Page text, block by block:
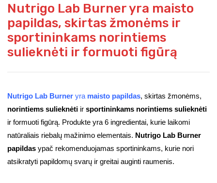
Nutrigo Lab Burner yra maisto
papildas, skirtas žmonėms ir
sportininkams norintiems
sulieknėti ir formuoti figūrą
Nutrigo Lab Burner yra maisto papildas, skirtas žmonėms,
norintiems sulieknėti ir sportininkams norintiems sulieknėti
ir formuoti figūrą. Produkte yra 6 ingredientai, kurie laikomi
natūraliais riebalų mažinimo elementais. Nutrigo Lab Burner
papildas ypač rekomenduojamas sportininkams, kurie nori
atsikratyti papildomų svarų ir greitai auginti raumenis.